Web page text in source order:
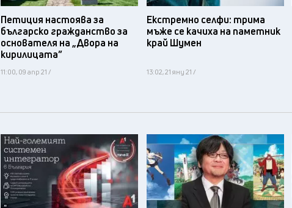
Петиция настоява за
българско гражданство за
основателя на „Двора на
кирилицата”
11:00, 09 апр 21 /
Екстремно селфи: трима
мъже се качиха на паметник
край Шумен
13:02, 21 яну 21 /